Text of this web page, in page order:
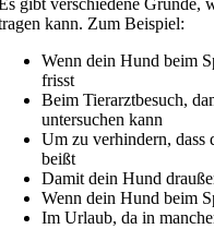
gibt verschiedene Gründe,
kann. Zum Beispiel:
Wenn dein Hund beim
frisst
Beim Tierarztbesuch,
untersuchen kann
Um zu verhindern, dass
beißt
Damit dein Hund
Wenn dein Hund beim
Im Urlaub, da in